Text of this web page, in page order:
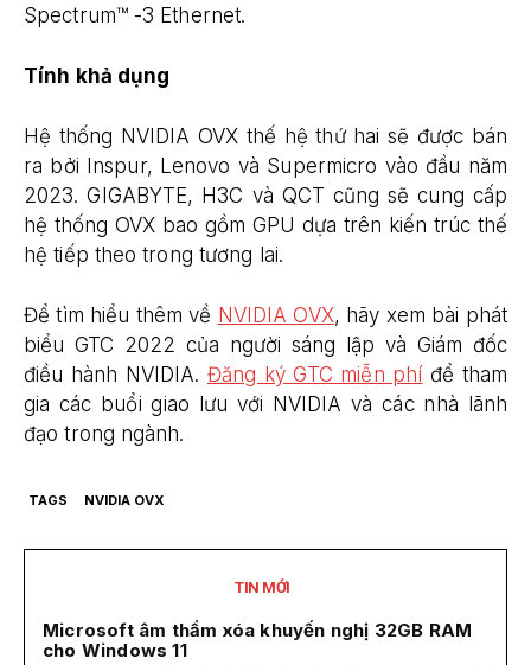
Spectrum™ -3 Ethernet.
Tính khả dụng
Hệ thống NVIDIA OVX thế hệ thứ hai sẽ được bán
ra bởi Inspur, Lenovo và Supermicro vào đầu năm
2023. GIGABYTE, H3C và QCT cũng sẽ cung cấp
hệ thống OVX bao gồm GPU dựa trên kiến​ trúc thế
hệ tiếp theo trong tương lai.
Để tìm hiểu thêm về NVIDIA OVX, hãy xem bài phát
biểu GTC 2022 của người sáng lập và Giám đốc
điều hành NVIDIA. Đăng ký GTC miễn phí để tham
gia các buổi giao lưu với NVIDIA và các nhà lãnh
đạo trong ngành.
TAGS NVIDIA OVX
TIN MỚI
Microsoft âm thầm xóa khuyến nghị 32GB RAM
cho Windows 11